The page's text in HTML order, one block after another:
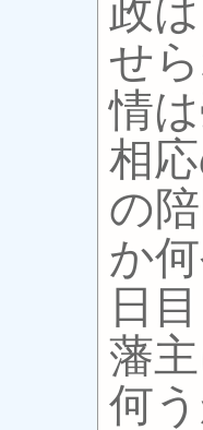
政
せ
情
相
の
か
日
藩
何